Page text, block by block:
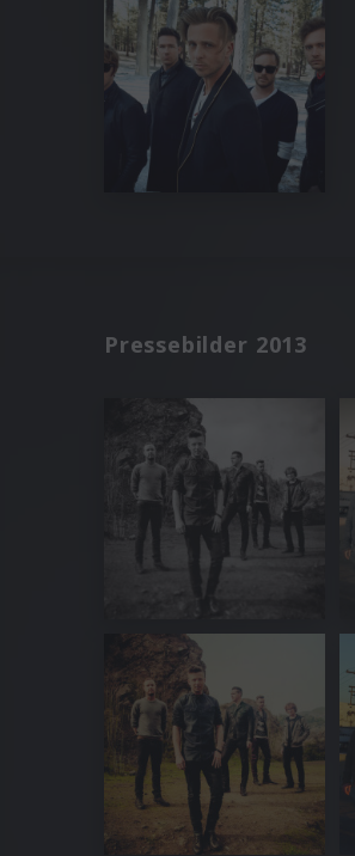
Pressebilder 2013